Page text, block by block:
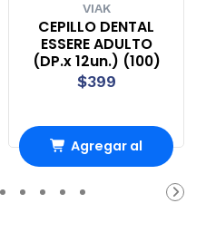
VIAK
CEPILLO DENTAL
ESSERE ADULTO
(DP.x 12un.) (100)
$399
Agregar al
carrito